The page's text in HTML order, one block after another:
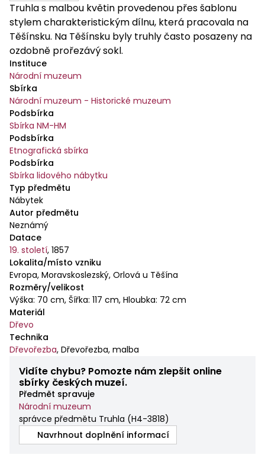
Truhla s malbou květin provedenou přes šablonu
stylem charakteristickým dílnu, která pracovala na
Těšínsku. Na Těšínsku byly truhly často posazeny na
ozdobně prořezávý sokl.
Instituce
Národní muzeum
Sbírka
Národní muzeum - Historické muzeum
Podsbírka
Sbírka NM-HM
Podsbírka
Etnografická sbírka
Podsbírka
Sbírka lidového nábytku
Typ předmětu
Nábytek
Autor předmětu
Neznámý
Datace
19. století, 1857
Lokalita/místo vzniku
Evropa, Moravskoslezský, Orlová u Těšína
Rozměry/velikost
Výška: 70 cm, Šířka: 117 cm, Hloubka: 72 cm
Materiál
Dřevo
Technika
Dřevořezba, Dřevořezba, malba
Vidíte chybu? Pomozte nám zlepšit online
sbírky českých muzeí.
Předmět spravuje
Národní muzeum
správce předmětu Truhla (H4-3818)
Navrhnout doplnění informací